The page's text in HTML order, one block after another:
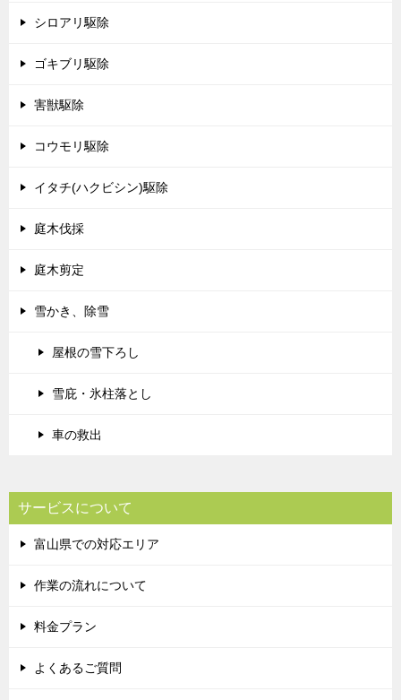
シロアリ駆除
ゴキブリ駆除
害獣駆除
コウモリ駆除
イタチ(ハクビシン)駆除
庭木伐採
庭木剪定
雪かき、除雪
屋根の雪下ろし
雪庇・氷柱落とし
車の救出
サービスについて
富山県での対応エリア
作業の流れについて
料金プラン
よくあるご質問